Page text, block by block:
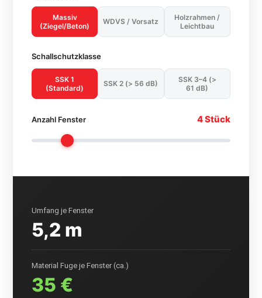
Massiv
(Ziegel/Beton)
WDVS / Vorsatz
Holzrahmen /
Leichtbau
Schallschutzklasse
SSK 1
(Standard)
SSK 2 (> 56 dB)
SSK 3–4 (>
61 dB)
Anzahl Fenster 4 Stück
Umfang je Fenster
5,2 m
Material Fuge je Fenster (ca.)
35 €